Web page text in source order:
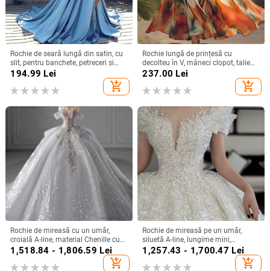
Rochie de seară lungă din satin, cu
slit, pentru banchete, petreceri și
evenimente formale
194.99 Lei
add_shopping_cart
Rochie lungă de prințesă cu
decolteu în V, mâneci clopot, talie
înaltă, imprimeu geometric,
237.00 Lei
add_shopping_cart
Rochie de mireasă cu un umăr,
croială A-line, material Chenille cu
Spandex, talie înaltă
1,518.84 - 1,806.59 Lei
add_shopping_cart
Rochie de mireasă pe un umăr,
siluetă A-line, lungime mini,
țesătură chenille cu spandex,
primăvara 2024
1,257.43 - 1,700.47 Lei
add_shopping_cart